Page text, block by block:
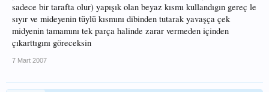
sadece bir tarafta olur) yapışık olan beyaz kısmı kullandıgın gereç le
sıyır ve mideyenin tüylü kısmını dibinden tutarak yavaşça çek
midyenin tamamını tek parça halinde zarar vermeden içinden
çıkarttıgını göreceksin
7 Mart 2007